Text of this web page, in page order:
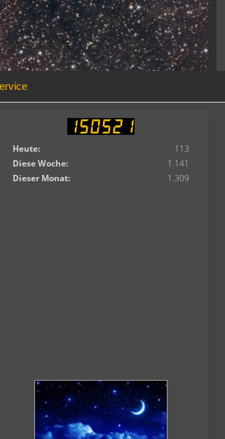
Heute:
113
Diese Woche:
1.141
Dieser Monat:
1.309